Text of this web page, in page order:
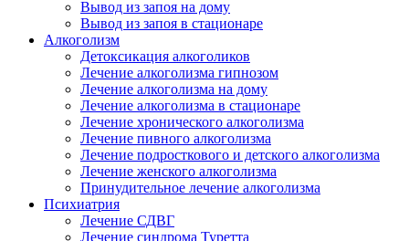
Вывод из запоя на дому
Вывод из запоя в стационаре
Алкоголизм
Детоксикация алкоголиков
Лечение алкоголизма гипнозом
Лечение алкоголизма на дому
Лечение алкоголизма в стационаре
Лечение хронического алкоголизма
Лечение пивного алкоголизма
Лечение подросткового и детского алкоголизма
Лечение женского алкоголизма
Принудительное лечение алкоголизма
Психиатрия
Лечение СДВГ
Лечение синдрома Туретта